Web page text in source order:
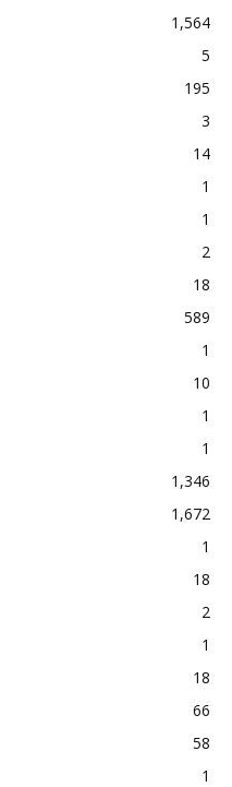
1,564
5
195
3
14
1
1
2
18
589
1
10
1
1
1,346
1,672
1
18
2
1
18
66
58
1